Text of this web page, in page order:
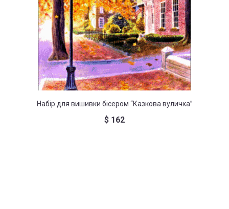
Набір для вишивки бісером “Казкова вуличка”
$ 162